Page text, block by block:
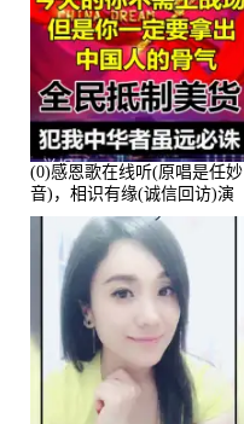
(0)感恩歌在线听(原唱是任妙
音)，相识有缘(诚信回访)演
唱点播:161288次